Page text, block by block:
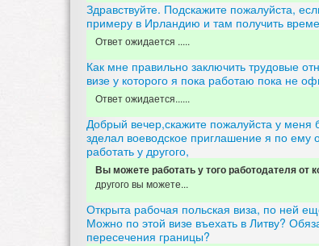
Здравствуйте. Подскажите пожалуйста,
примеру в Ирландию и там получить
Ответ ожидается .....
Как мне правильно заключить трудовые
визе у которого я пока работаю пока не
Ответ ожидается......
Добрый вечер,скажите пожалуйста у
зделал воеводское приглашение я по ему
работать у другого,
Вы можете работать у того работодателя от
другого вы можете...
Открыта рабочая польская виза, по ней
Можно по этой визе въехать в Литву?
пересечения границы?